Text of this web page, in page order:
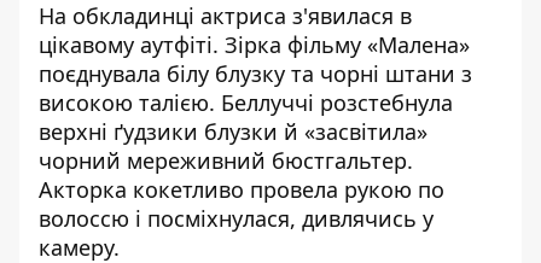
На обкладинці актриса з'явилася в
цікавому аутфіті. Зірка фільму «Малена»
поєднувала білу блузку та чорні штани з
високою талією. Беллуччі розстебнула
верхні ґудзики блузки й «засвітила»
чорний мереживний бюстгальтер.
Акторка кокетливо провела рукою по
волоссю і посміхнулася, дивлячись у
камеру.